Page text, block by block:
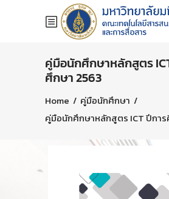
คู่มือนักศึกษาหลักสูตร
ศึกษา 2563
Home / คู่มือนักศึกษา /
คู่มือนักศึกษาหลักสูตร ICT ปีการ